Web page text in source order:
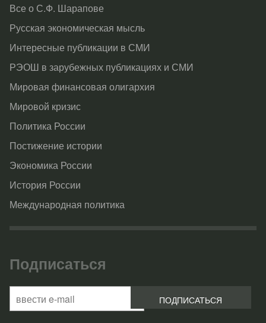
Все о С.Ф. Шарапове
Русская экономическая мысль
Интересные публикации в СМИ
РЭОШ в зарубежных публикациях и СМИ
Мировая финансовая олигархия
Мировой кризис
Политика России
Постижение истории
Экономика России
История России
Международная политика
Подписаться